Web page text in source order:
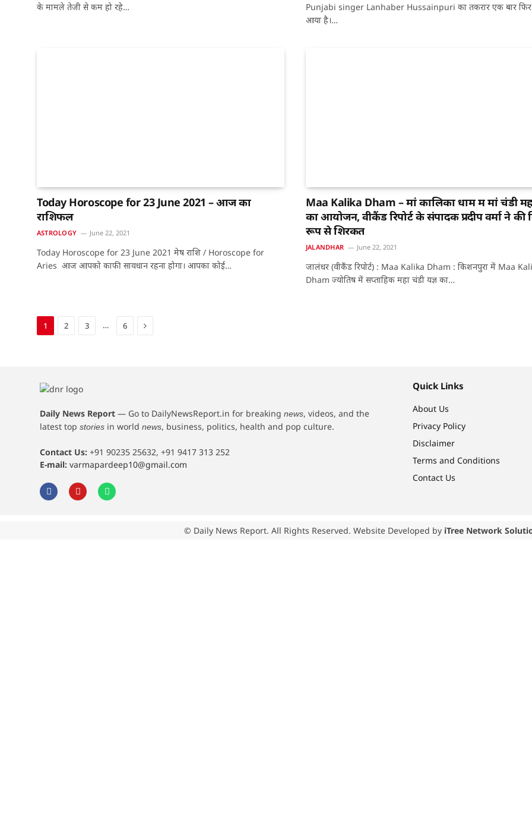
के मामले तेजी से कम हो रहे…
Punjabi singer Lanhaber Hussainpuri का तकरार एक बार
आया है।…
Today Horoscope for 23 June 2021 – आज का
राशिफल
ASTROLOGY June 22, 2021
Today Horoscope for 23 June 2021 मेष राशि / Horoscope for
Aries आज आपको काफी सावधान रहना होगा। आपका कोई…
Maa Kalika Dham – मां कालिका धाम में मां चंडी
का आयोजन, वीकैंड रिपोर्ट के संपादक प्रदीप वर्मा ने की
रूप से शिरकत
JALANDHAR June 22, 2021
जालंधर (वीकैंड रिपोर्ट) : Maa Kalika Dham : किशनपुरा में Maa
Dham ज्योतिष में सप्ताहिक महा चंडी यज्ञ का…
1 2 3 … 6 Next
Daily News Report — Go to DailyNewsReport.in for breaking news, videos, and the
latest top stories in world news, business, politics, health and pop culture.
Contact Us: +91 90235 25632, +91 9417 313 252
E-mail: varmapardeep10@gmail.com
Quick Links
About Us
Privacy Policy
Disclaimer
Terms and Conditions
Contact Us
© Daily News Report. All Rights Reserved. Website Developed by iTree Network